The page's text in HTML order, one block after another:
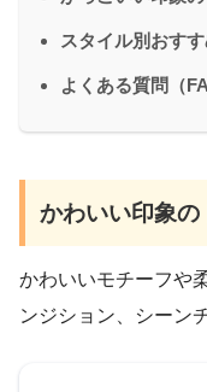
スタイル別おす
よくある質問（
かわいい印象
かわいいモチーフや
ンジション、シーン